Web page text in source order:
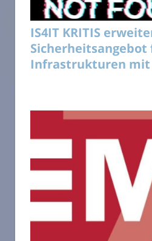
IS4IT KRITIS
Infrastrukturen mit